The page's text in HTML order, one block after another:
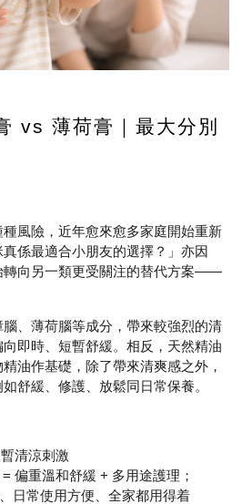
vs 薄荷膏｜最大分別
風險，近年愈來愈多家庭開始重新
係最適合小朋友的選擇？」亦因
轉向另一類更受關注的替代方案——
、薄荷腦等成分，帶來較強烈的清
即時、短暫舒緩。相反，天然精油
油作基礎，除了帶來清爽感之外，
舒緩、修護、放鬆同日常保養。
清涼刺激
偏重溫和舒緩 + 多用途護理；
日常使用方便、全家都用得着